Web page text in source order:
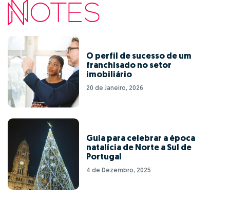
O perfil de sucesso de um
franchisado no setor
imobiliário
20 de Janeiro, 2026
Guia para celebrar a época
natalícia de Norte a Sul de
Portugal
4 de Dezembro, 2025